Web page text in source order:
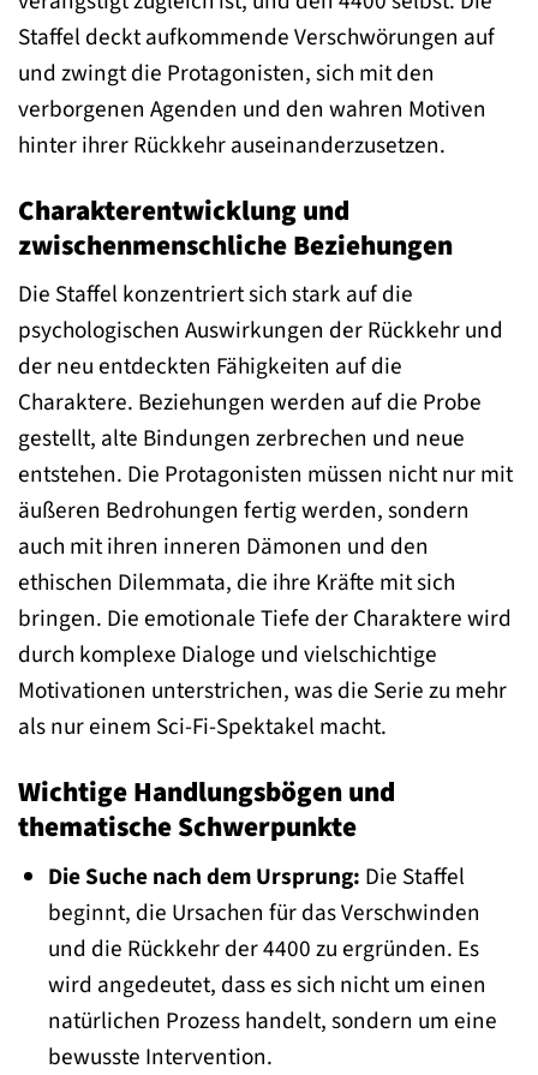
Staffel deckt aufkommende Verschwörungen auf
und zwingt die Protagonisten, sich mit den
verborgenen Agenden und den wahren Motiven
hinter ihrer Rückkehr auseinanderzusetzen.
Charakterentwicklung und
zwischenmenschliche Beziehungen
Die Staffel konzentriert sich stark auf die
psychologischen Auswirkungen der Rückkehr und
der neu entdeckten Fähigkeiten auf die
Charaktere. Beziehungen werden auf die Probe
gestellt, alte Bindungen zerbrechen und neue
entstehen. Die Protagonisten müssen nicht nur mit
äußeren Bedrohungen fertig werden, sondern
auch mit ihren inneren Dämonen und den
ethischen Dilemmata, die ihre Kräfte mit sich
bringen. Die emotionale Tiefe der Charaktere wird
durch komplexe Dialoge und vielschichtige
Motivationen unterstrichen, was die Serie zu mehr
als nur einem Sci-Fi-Spektakel macht.
Wichtige Handlungsbögen und
thematische Schwerpunkte
Die Suche nach dem Ursprung: Die Staffel
beginnt, die Ursachen für das Verschwinden
und die Rückkehr der 4400 zu ergründen. Es
wird angedeutet, dass es sich nicht um einen
natürlichen Prozess handelt, sondern um eine
bewusste Intervention.